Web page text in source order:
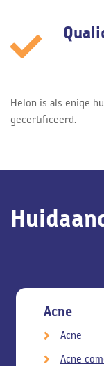
Helon is als enige
gecertificeerd.
Acne
Acne
Acne